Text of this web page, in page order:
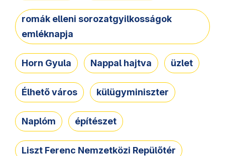
romák elleni sorozatgyilkosságok
emléknapja
Horn Gyula Nappal hajtva üzlet
Élhető város külügyminiszter
Naplóm építészet
Liszt Ferenc Nemzetközi Repülőtér